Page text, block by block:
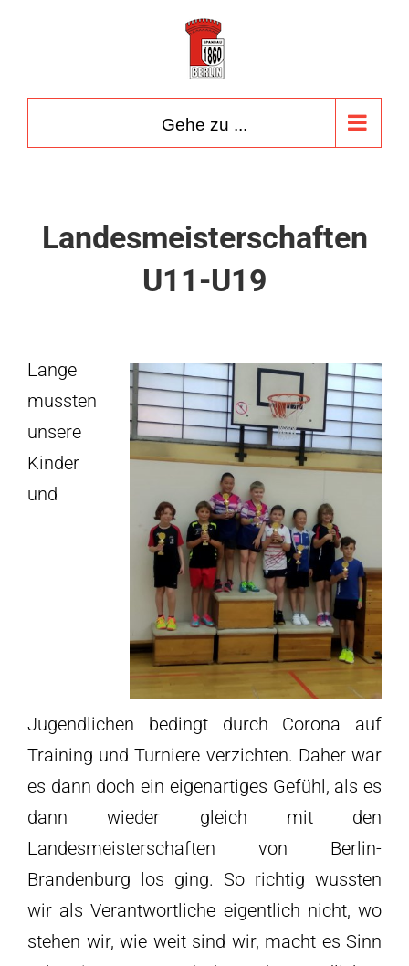
Gehe zu ...
Landesmeisterschaften
U11-U19
Lange
mussten
unsere
Kinder
und
Jugendlichen bedingt durch Corona auf
Training und Turniere verzichten. Daher war
es dann doch ein eigenartiges Gefühl, als es
dann wieder gleich mit den
Landesmeisterschaften von Berlin-
Brandenburg los ging. So richtig wussten
wir als Verantwortliche eigentlich nicht, wo
stehen wir, wie weit sind wir, macht es Sinn